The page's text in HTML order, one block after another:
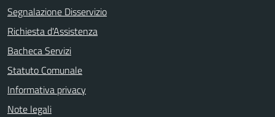
Segnalazione Disservizio
Richiesta d'Assistenza
Bacheca Servizi
Statuto Comunale
Informativa privacy
Note legali